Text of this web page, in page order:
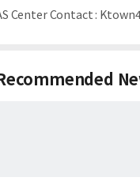
Center Contact: